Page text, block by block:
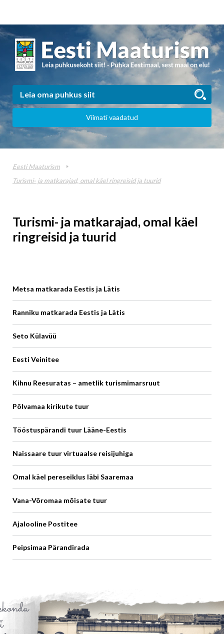
Viimati vaadatud
Eesti Maaturism
Turismi- ja matkarajad, omal käel ringreisid ja tuurid
Turismi- ja matkarajad, omal käel
ringreisid ja tuurid
Metsa matkarada Eestis ja Lätis
Ranniku matkarada Eestis ja Lätis
Seto Külavüü
Eesti Veinitee
Kihnu Reesuratas – ametlik turismimarsruut
Põlvamaa kirikute tuur
Tööstuspärandi tuur Lääne-Eestis
Naissaare tuur virtuaalse reisijuhiga
Omal käel pereseiklus läbi Saaremaa
Vana-Võromaa mõisate tuur
Ajalooline Postitee
Peipsimaa Pärandirada